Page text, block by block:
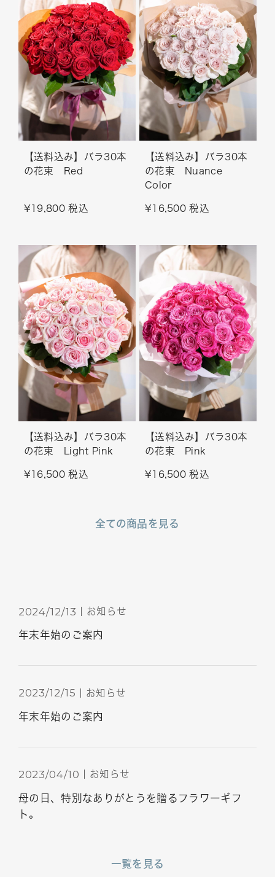
【送料込み】バラ30本
の花束 Red
¥19,800 税込
【送料込み】バラ30本
の花束 Nuance
Color
¥16,500 税込
【送料込み】バラ30本
の花束 Light Pink
¥16,500 税込
【送料込み】バラ30本
の花束 Pink
¥16,500 税込
全ての商品を見る
2024/12/13 お知らせ
年末年始のご案内
2023/12/15 お知らせ
年末年始のご案内
2023/04/10 お知らせ
母の日、特別なありがとうを贈るフラワーギフ
ト。
一覧を見る